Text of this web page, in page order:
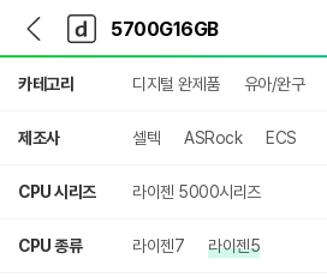
다
나
와
가
기
다
와
메
인
카테고리 디지털 완제품 유아/완구
제조사 셀텍 ASRock ECS
CPU 시리즈 라이젠 5000시리즈
CPU 종류 라이젠7 라이젠5